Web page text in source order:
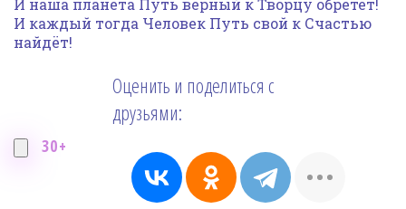
И наша планета Путь верный к Творцу обретёт!
И каждый тогда Человек Путь свой к Счастью
найдёт!
30+
Оценить и поделиться с
друзьями: